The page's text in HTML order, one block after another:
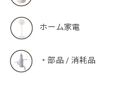
ホーム家電
・部品 / 消耗品